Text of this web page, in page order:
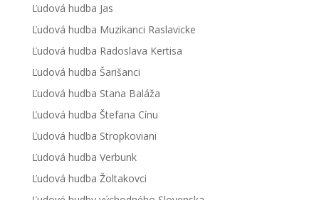
Ľudová hudba Jas
Ľudová hudba Muzikanci Raslavicke
Ľudová hudba Radoslava Kertisa
Ľudová hudba Šarišanci
Ľudová hudba Stana Baláža
Ľudová hudba Štefana Cínu
Ľudová hudba Stropkoviani
Ľudová hudba Verbunk
Ľudová hudba Žoltakovci